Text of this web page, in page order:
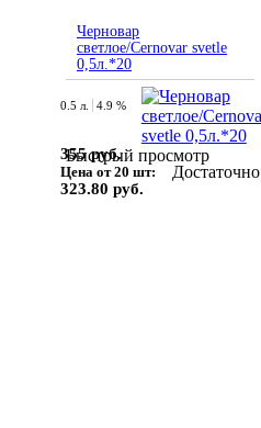
Черновар
светлое/Cernovar svetle
0,5л.*20
Быстрый просмотр
0.5 л. 4.9 %
355 руб.
Цена от 20 шт:
323.80 руб.
Достаточно